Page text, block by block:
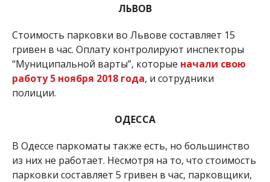
ЛЬВОВ
Стоимость парковки во Львове составляет 15
гривен в час. Оплату контролируют инспекторы
“Муниципальной варты”, которые начали свою
работу 5 ноября 2018 года, и сотрудники
полиции.
ОДЕССА
В Одессе паркоматы также есть, но большинство
из них не работает. Несмотря на то, что стоимость
парковки составляет 5 гривен в час, парковщики,